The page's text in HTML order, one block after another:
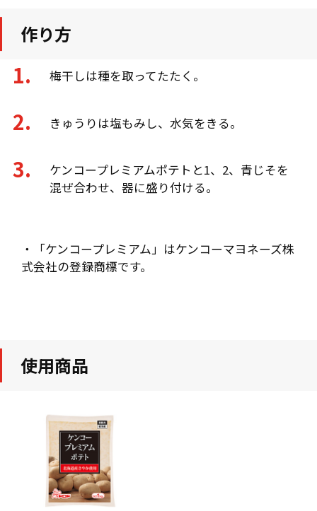
作り方
梅干しは種を取ってたたく。
きゅうりは塩もみし、水気をきる。
ケンコープレミアムポテトと1、2、青じそを
混ぜ合わせ、器に盛り付ける。
・「ケンコープレミアム」はケンコーマヨネーズ株
式会社の登録商標です。
使用商品